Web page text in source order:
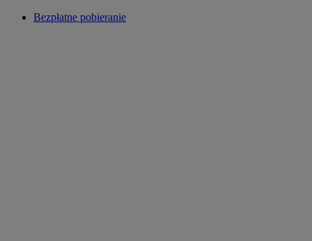
Bezpłatne pobieranie